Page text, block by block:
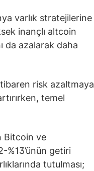
varlık stratejilerine
inançlı altcoin
da azalarak daha
risk azaltmaya
temel
Bitcoin ve
%13’ünün getiri
tutulması;